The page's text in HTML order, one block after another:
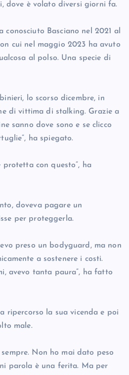
dove è volato diversi giorni fa.
conosciuto Basciano nel 2021 al
cui nel maggio 2023 ha avuto
al polso. Una specie di
lo scorso dicembre, in
di vittima di stalking. Grazie a
sanno dove sono e se clicco
ha spiegato.
con questo”, ha
doveva pagare un
per proteggerla.
preso un bodyguard, ma non
a sostenere i costi.
avevo tanta paura”, ha fatto
ripercorso la sua vicenda e poi
male.
Non ho mai dato peso
parola è una ferita. Ma per